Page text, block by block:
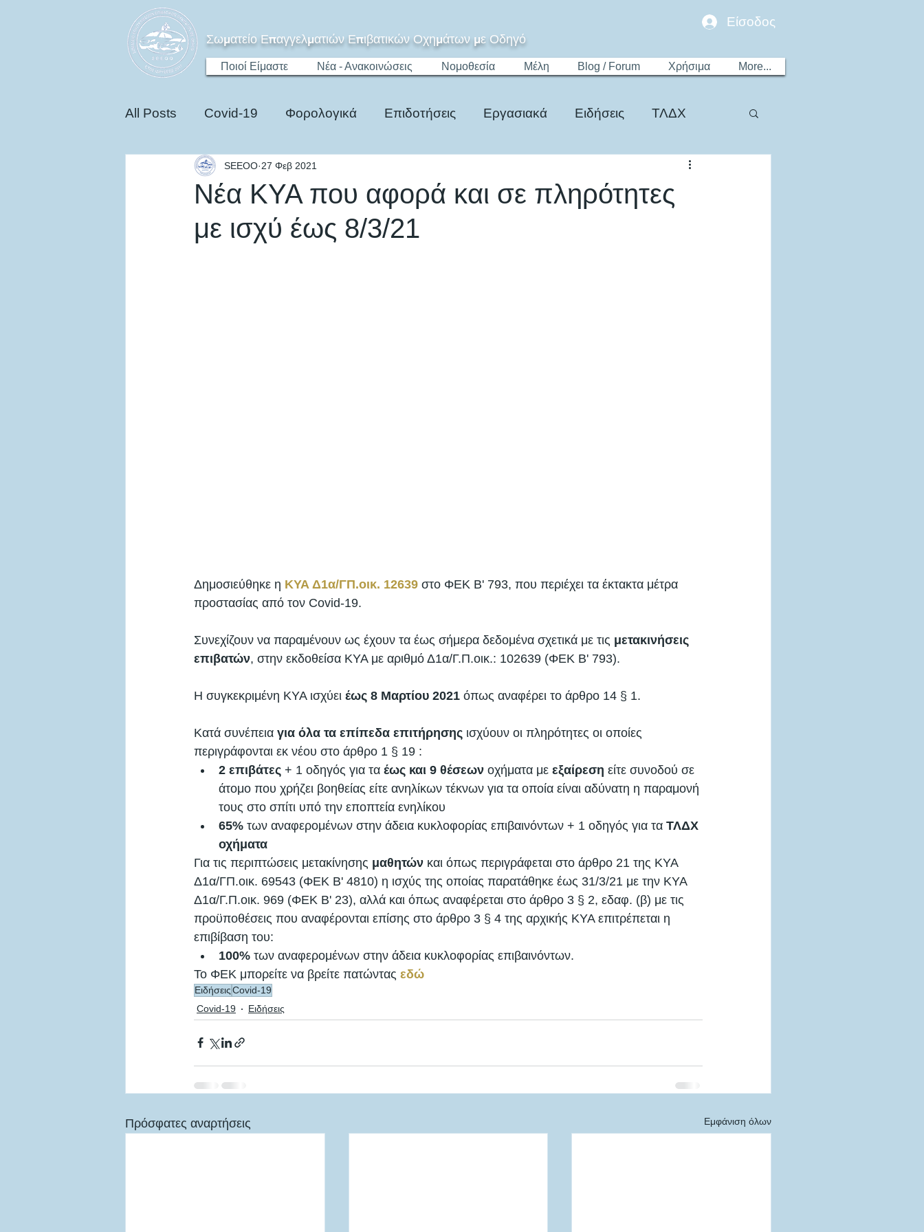
Είσοδος
Σωματείο Επαγγελματιών Επιβατικών Οχημάτων με Οδηγό
Ποιοί Είμαστε Νέα - Ανακοινώσεις Νομοθεσία Μέλη Blog / Forum Χρήσιμα More...
All Posts Covid-19 Φορολογικά Επιδοτήσεις Εργασιακά Ειδήσεις ΤΛΔΧ
Ηλεκτροκίνηση Edu
Νέα ΚΥΑ που αφορά και σε πληρότητες
με ισχύ έως 8/3/21
SEEOO 27 Φεβ 2021
Δημοσιεύθηκε η ΚΥΑ Δ1α/ΓΠ.οικ. 12639 στο ΦΕΚ Β' 793, που περιέχει τα έκτακτα μέτρα
προστασίας από τον Covid-19.
Συνεχίζουν να παραμένουν ως έχουν τα έως σήμερα δεδομένα σχετικά με τις μετακινήσεις
επιβατών, στην εκδοθείσα ΚΥΑ με αριθμό Δ1α/Γ.Π.οικ.: 102639 (ΦΕΚ Β' 793).
Η συγκεκριμένη ΚΥΑ ισχύει έως 8 Μαρτίου 2021 όπως αναφέρει το άρθρο 14 § 1.
Κατά συνέπεια για όλα τα επίπεδα επιτήρησης ισχύουν οι πληρότητες οι οποίες
περιγράφονται εκ νέου στο άρθρο 1 § 19 :
2 επιβάτες + 1 οδηγός για τα έως και 9 θέσεων οχήματα με εξαίρεση είτε συνοδού σε
άτομο που χρήζει βοηθείας είτε ανηλίκων τέκνων για τα οποία είναι αδύνατη η παραμονή
τους στο σπίτι υπό την εποπτεία ενηλίκου
65% των αναφερομένων στην άδεια κυκλοφορίας επιβαινόντων + 1 οδηγός για τα ΤΛΔΧ
οχήματα
Για τις περιπτώσεις μετακίνησης μαθητών και όπως περιγράφεται στο άρθρο 21 της ΚΥΑ
Δ1α/ΓΠ.οικ. 69543 (ΦΕΚ Β' 4810) η ισχύς της οποίας παρατάθηκε έως 31/3/21 με την ΚΥΑ
Δ1α/Γ.Π.οικ. 969 (ΦΕΚ Β' 23), αλλά και όπως αναφέρεται στο άρθρο 3 § 2, εδαφ. (β) με τις
προϋποθέσεις που αναφέρονται επίσης στο άρθρο 3 § 4 της αρχικής ΚΥΑ επιτρέπεται η
επιβίβαση του:
100% των αναφερομένων στην άδεια κυκλοφορίας επιβαινόντων.
Το ΦΕΚ μπορείτε να βρείτε πατώντας εδώ
ΕιδήσειςCovid-19
Covid-19
Ειδήσεις
Πρόσφατες αναρτήσεις Εμφάνιση όλων